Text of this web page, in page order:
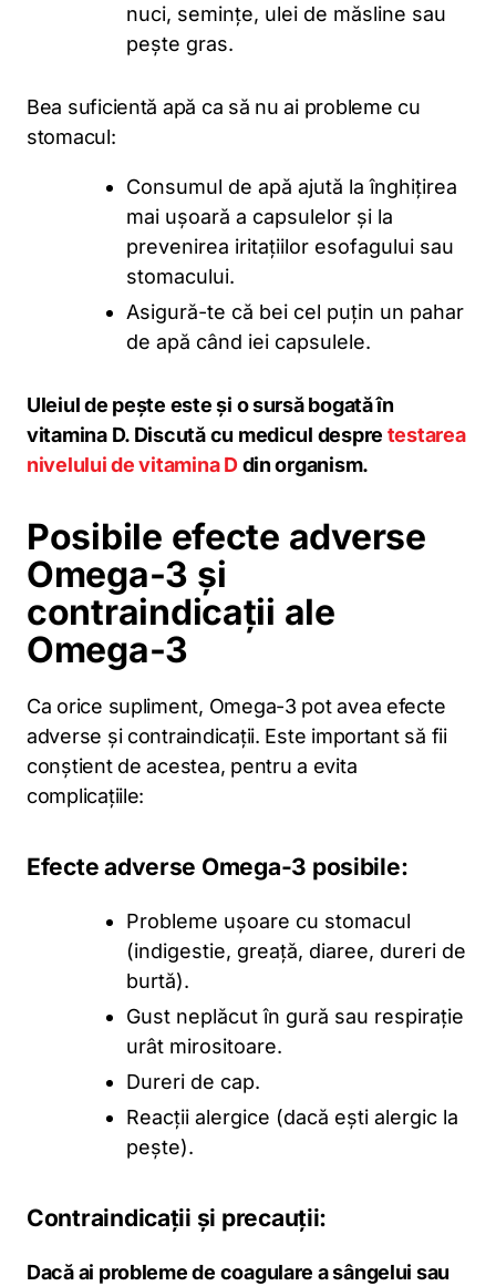
nuci, semințe, ulei de măsline sau
pește gras.
Bea suficientă apă ca să nu ai probleme cu
stomacul:
Consumul de apă ajută la înghițirea
mai ușoară a capsulelor și la
prevenirea iritațiilor esofagului sau
stomacului.
Asigură-te că bei cel puțin un pahar
de apă când iei capsulele.
Uleiul de pește este și o sursă bogată în
vitamina D. Discută cu medicul despre testarea
nivelului de vitamina Ddin organism.
Posibile efecte adverse
Omega-3 și
contraindicații ale
Omega-3
Ca orice supliment, Omega-3 pot avea efecte
adverse și contraindicații. Este important să fii
conștient de acestea, pentru a evita
complicațiile:
Efecte adverse Omega-3 posibile:
Probleme ușoare cu stomacul
(indigestie, greață, diaree, dureri de
burtă).
Gust neplăcut în gură sau respirație
urât mirositoare.
Dureri de cap.
Reacții alergice (dacă ești alergic la
pește).
Contraindicații și precauții:
Dacă ai probleme de coagulare a sângelui sau